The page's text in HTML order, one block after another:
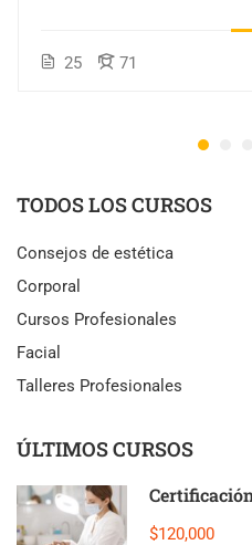
25 71
TODOS LOS CURSOS
Consejos de estética
Corporal
Cursos Profesionales
Facial
Talleres Profesionales
ÚLTIMOS CURSOS
$120,000